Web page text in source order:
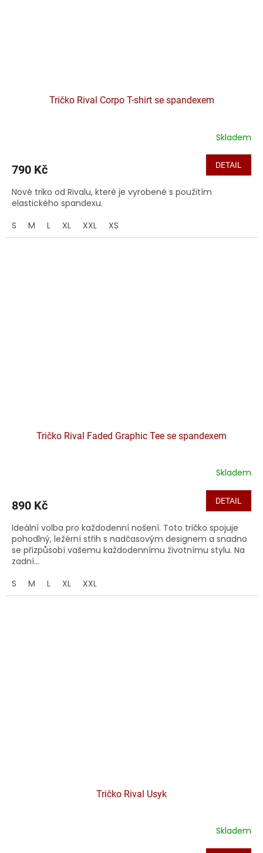
Tričko Rival Corpo T-shirt se spandexem
Skladem
790 Kč DETAIL
Nové triko od Rivalu, které je vyrobené s použitím
elastického spandexu.
S
M L XL XXL XS
Tričko Rival Faded Graphic Tee se spandexem
Skladem
890 Kč DETAIL
Ideální volba pro každodenní nošení. Toto tričko spojuje
pohodlný, ležérní střih s nadčasovým designem a snadno
se přizpůsobí vašemu každodennímu životnímu stylu. Na
zadní...
S
M L XL XXL
Tričko Rival Usyk
Skladem